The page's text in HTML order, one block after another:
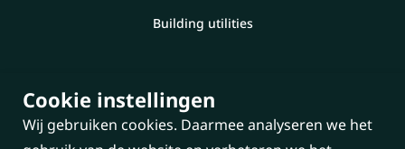
Building utilities
Cookie instellingen
Wij gebruiken cookies. Daarmee analyseren we het